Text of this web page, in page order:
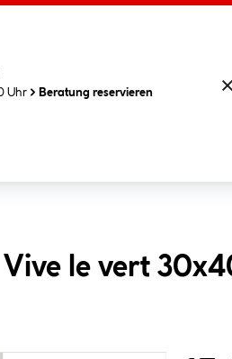
Uhr
Beratung reservieren
le vert